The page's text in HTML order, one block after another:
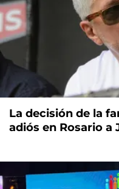
La decisión de la
adiós en Rosario a